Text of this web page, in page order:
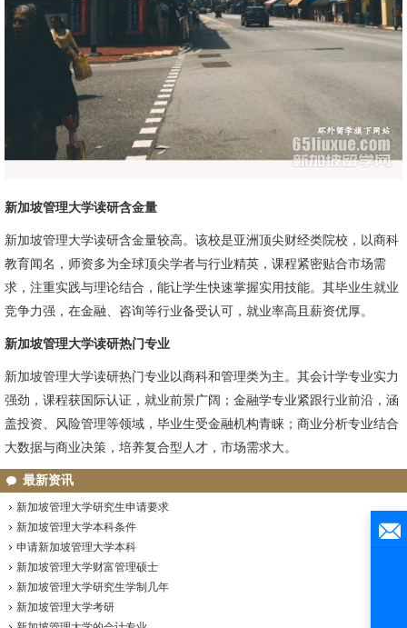
新加坡管理大学读研含金量
新加坡管理大学读研含金量较高。该校是亚洲顶尖财经类院校，以商科
教育闻名，师资多为全球顶尖学者与行业精英，课程紧密贴合市场需
求，注重实践与理论结合，能让学生快速掌握实用技能。其毕业生就业
竞争力强，在金融、咨询等行业备受认可，就业率高且薪资优厚。
新加坡管理大学读研热门专业
新加坡管理大学读研热门专业以商科和管理类为主。其会计学专业实力
强劲，课程获国际认证，就业前景广阔；金融学专业紧跟行业前沿，涵
盖投资、风险管理等领域，毕业生受金融机构青睐；商业分析专业结合
大数据与商业决策，培养复合型人才，市场需求大。
最新资讯
新加坡管理大学研究生申请要求
新加坡管理大学本科条件
申请新加坡管理大学本科
新加坡管理大学财富管理硕士
新加坡管理大学研究生学制几年
新加坡管理大学考研